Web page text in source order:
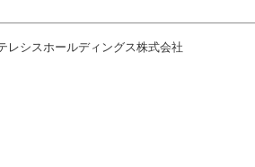
レシスホールディングス株式会社